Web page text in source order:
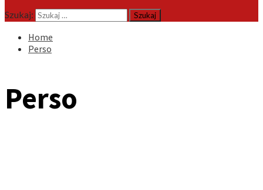
Szukaj:
Home
Perso
Perso